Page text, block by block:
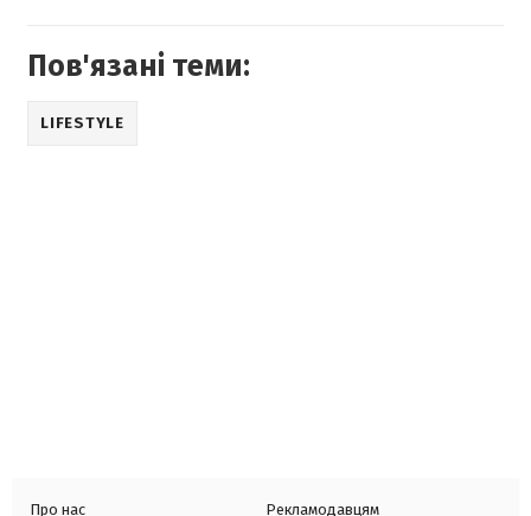
Пов'язані теми:
LIFESTYLE
Про нас Рекламодавцям